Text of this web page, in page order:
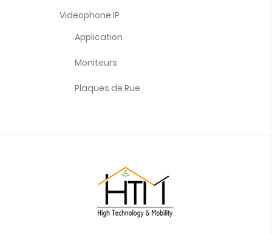
Videophone IP
Application
Moniteurs
Plaques de Rue